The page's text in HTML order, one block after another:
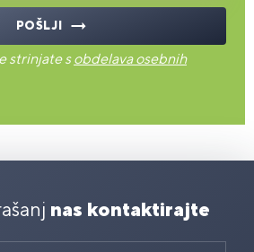
POŠLJI
strinjate sobdelava osebnih
nas kontaktirajte